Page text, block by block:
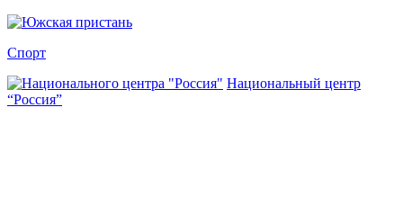
Спорт
Национальный центр
“Россия”